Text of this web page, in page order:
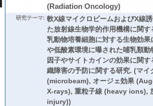
(Radiation Oncology)
研究テーマ: 軟X線マイクロビームおよびX線
た放射線生物学的作用機構に関
乳動物培養細胞に対する生物効
や低酸素環境に曝された哺乳類
因子やサイトカインの効果に関
織障害の予防に関する研究. (マイ
(microbeam), オージェ効果
X-rays), 重粒子線 (heavy ions),
injury))